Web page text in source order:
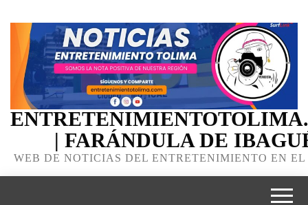
| FARÁNDULA DE
WEB DE NOTICIAS DEL ENTRETENIMIENTO EN